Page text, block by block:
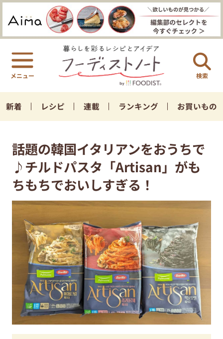
検索
新着 レシピ 連載 ランキング お買いもの
話題の韓国イタリアンをおうちで
♪チルドパスタ「Artisan」がも
ちもちでおいしすぎる！